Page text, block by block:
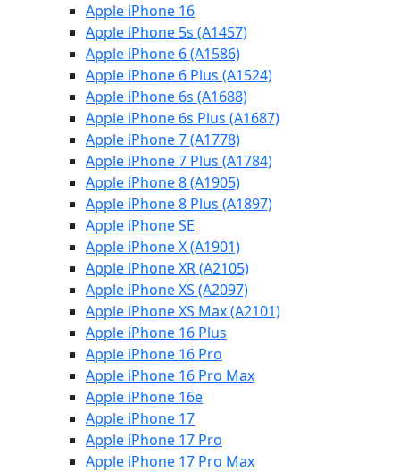
Apple iPhone 16
Apple iPhone 5s (A1457)
Apple iPhone 6 (A1586)
Apple iPhone 6 Plus (A1524)
Apple iPhone 6s (A1688)
Apple iPhone 6s Plus (A1687)
Apple iPhone 7 (A1778)
Apple iPhone 7 Plus (A1784)
Apple iPhone 8 (A1905)
Apple iPhone 8 Plus (A1897)
Apple iPhone SE
Apple iPhone X (A1901)
Apple iPhone XR (A2105)
Apple iPhone XS (A2097)
Apple iPhone XS Max (A2101)
Apple iPhone 16 Plus
Apple iPhone 16 Pro
Apple iPhone 16 Pro Max
Apple iPhone 16e
Apple iPhone 17
Apple iPhone 17 Pro
Apple iPhone 17 Pro Max